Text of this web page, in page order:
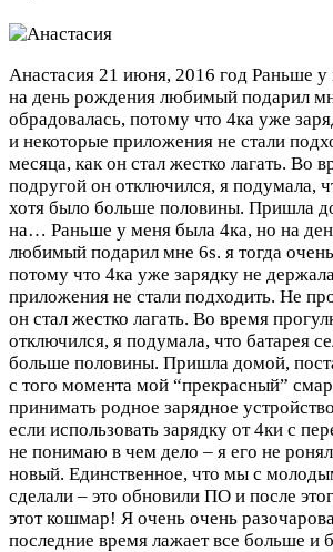
Анастасия 21 июня, 2016 год Раньше у
на день рождения любимый подарил
обрадовалась, потому что 4ка уже
и некоторые приложения не стали
месяца, как он стал жестко лагать. Во
подругой он отключился, я подумала,
хотя было больше половины. Пришла
на… Раньше у меня была 4ка, но на
любимый подарил мне 6s. я тогда
потому что 4ка уже зарядку не
приложения не стали подходить. Не
он стал жестко лагать. Во время
отключился, я подумала, что батарея
больше половины. Пришла домой,
с того момента мой “прекрасный”
принимать родное зарядное
если использовать зарядку от 4ки с
не понимаю в чем дело – я его не
новый. Единственное, что мы с
сделали – это обновили ПО и после
этот кошмар! Я очень очень
последние время лажает все больше и